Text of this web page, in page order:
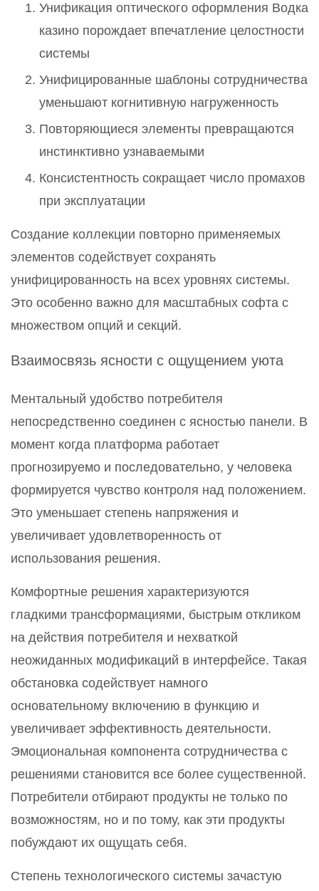
Унификация оптического оформления Водка
казино порождает впечатление целостности
системы
Унифицированные шаблоны сотрудничества
уменьшают когнитивную нагруженность
Повторяющиеся элементы превращаются
инстинктивно узнаваемыми
Консистентность сокращает число промахов
при эксплуатации
Создание коллекции повторно применяемых
элементов содействует сохранять
унифицированность на всех уровнях системы.
Это особенно важно для масштабных софта с
множеством опций и секций.
Взаимосвязь ясности с ощущением уюта
Ментальный удобство потребителя
непосредственно соединен с ясностью панели. В
момент когда платформа работает
прогнозируемо и последовательно, у человека
формируется чувство контроля над положением.
Это уменьшает степень напряжения и
увеличивает удовлетворенность от
использования решения.
Комфортные решения характеризуются
гладкими трансформациями, быстрым откликом
на действия потребителя и нехваткой
неожиданных модификаций в интерфейсе. Такая
обстановка содействует намного
основательному включению в функцию и
увеличивает эффективность деятельности.
Эмоциональная компонента сотрудничества с
решениями становится все более существенной.
Потребители отбирают продукты не только по
возможностям, но и по тому, как эти продукты
побуждают их ощущать себя.
Степень технологического системы зачастую